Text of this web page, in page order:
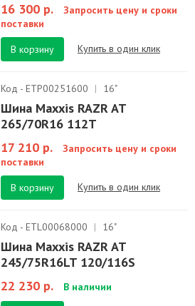
16 300 р.
Запросить цену и сроки
поставки
В корзину
Купить в один клик
Код - ETP00251600 | 16"
Шина Maxxis RAZR AT
265/70R16 112T
17 210 р.
Запросить цену и сроки
поставки
В корзину
Купить в один клик
Код - ETL00068000 | 16"
Шина Maxxis RAZR AT
245/75R16LT 120/116S
22 230 р.
В наличии